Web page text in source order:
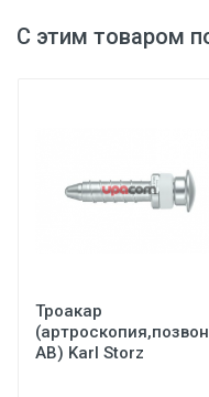
С этим товаром
Троакар
АВ) Karl Storz